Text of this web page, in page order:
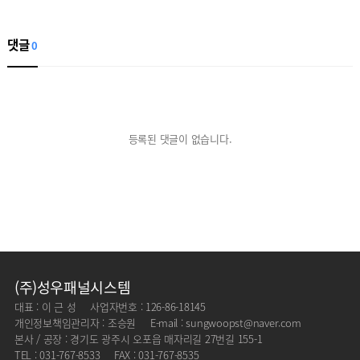
댓글0
등록된 댓글이 없습니다.
(주)성우패널시스템
대표 : 이 근 성
사업자번호 : 126-86-18145
개인정보책임관리자 : 조승원
E-mail : sungwoopst@naver.com
본사 / 공장 : 경기도 광주시 오포읍 매자리길 27번길 155-1
TEL : 031-767-8533
FAX : 031-767-8535